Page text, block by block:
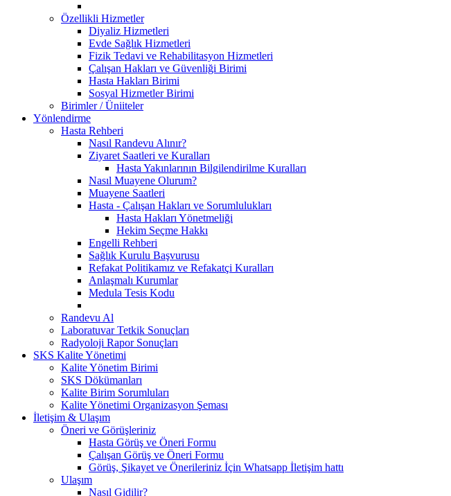
Özellikli Hizmetler
Diyaliz Hizmetleri
Evde Sağlık Hizmetleri
Fizik Tedavi ve Rehabilitasyon Hizmetleri
Çalışan Hakları ve Güvenliği Birimi
Hasta Hakları Birimi
Sosyal Hizmetler Birimi
Birimler / Üniiteler
Yönlendirme
Hasta Rehberi
Nasıl Randevu Alınır?
Ziyaret Saatleri ve Kuralları
Hasta Yakınlarının Bilgilendirilme Kuralları
Nasıl Muayene Olurum?
Muayene Saatleri
Hasta - Çalışan Hakları ve Sorumlulukları
Hasta Hakları Yönetmeliği
Hekim Seçme Hakkı
Engelli Rehberi
Sağlık Kurulu Başvurusu
Refakat Politikamız ve Refakatçi Kuralları
Anlaşmalı Kurumlar
Medula Tesis Kodu
Randevu Al
Laboratuvar Tetkik Sonuçları
Radyoloji Rapor Sonuçları
SKS Kalite Yönetimi
Kalite Yönetim Birimi
SKS Dökümanları
Kalite Birim Sorumluları
Kalite Yönetimi Organizasyon Şeması
İletişim & Ulaşım
Öneri ve Görüşleriniz
Hasta Görüş ve Öneri Formu
Çalışan Görüş ve Öneri Formu
Görüş, Şikayet ve Önerileriniz İçin Whatsapp İletişim hattı
Ulaşım
Nasıl Gidilir?